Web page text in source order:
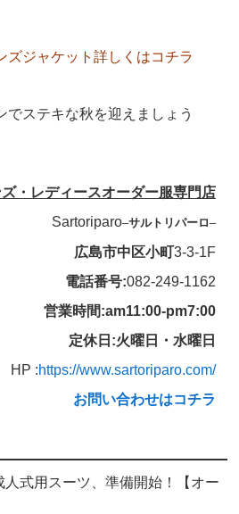
ズジャケット詳しくはコチラ
でステキな秋を迎えましょう
ズ・レディースオーダー服専門店
Sartoriparo–サルトリパーロ–
広島市中区小町3-3-1F
電話番号:082-249-1162
営業時間:am11:00-pm7:00
定休日:火曜日・水曜日
HP :https://www.sartoriparo.com/
お問い合わせはコチラ
式用スーツ、準備開始！【オー